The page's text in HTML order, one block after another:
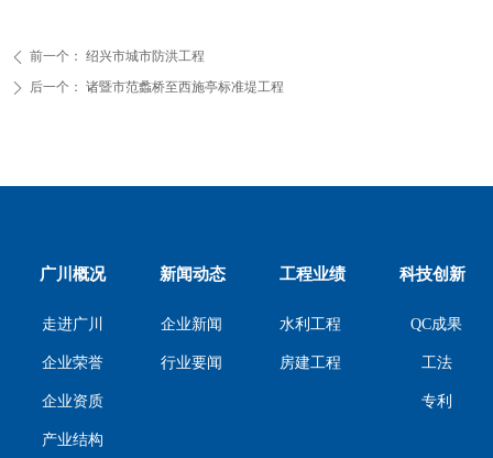
ꄴ 前一个： 绍兴市城市防洪工程
ꄲ 后一个： 诸暨市范蠡桥至西施亭标准堤工程
企业新闻
行业要闻
QC成果
工法
专利
水利工程
房建工程
走进广川
企业荣誉
企业资质
产业结构
广川概况 新闻动态 工程业绩 科技创新